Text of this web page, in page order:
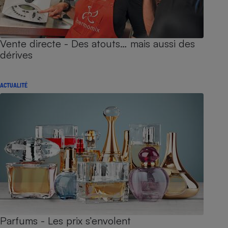
Vente directe - Des atouts… mais aussi des
dérives
ACTUALITÉ
Parfums - Les prix s’envolent